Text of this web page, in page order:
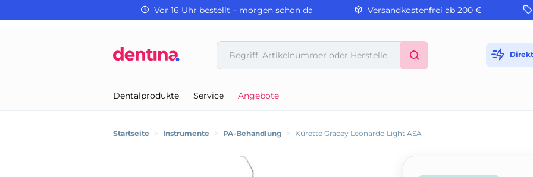
Vor 16 Uhr bestellt – morgen schon da Versandkostenfrei ab 200 €
Dentalprodukte Service Angebote
Startseite > Instrumente > PA-Behandlung > Kürette Gracey Leonardo Light ASA